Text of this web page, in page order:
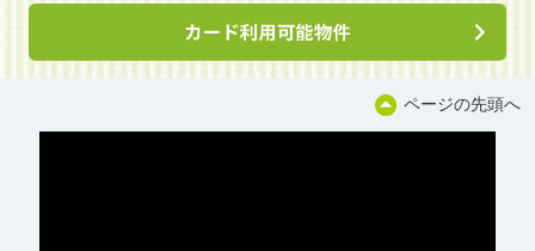
ページの先頭へ